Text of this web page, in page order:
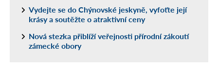
Vydejte se do Chýnovské jeskyně, vyfoťte její
krásy a soutěžte o atraktivní ceny
Nová stezka přiblíží veřejnosti přírodní zákoutí
zámecké obory